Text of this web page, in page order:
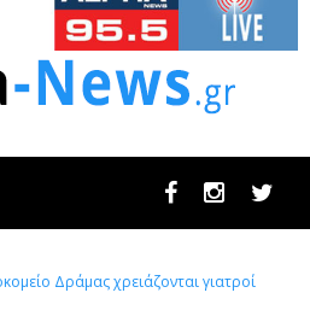
FacebookInstagram
Δράμας χρειάζονται γιατροί